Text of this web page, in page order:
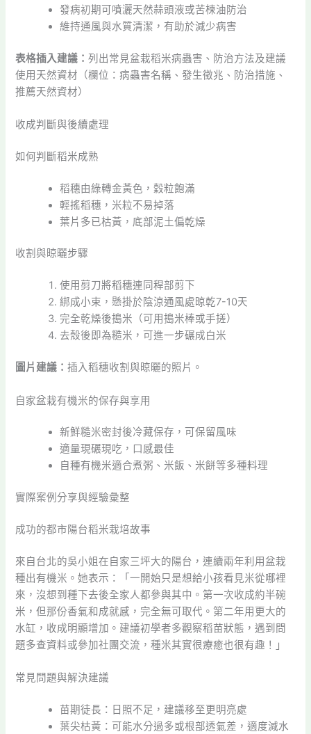
發病初期可噴灑天然蒜頭液或苦楝油防治
維持通風與水質清潔，有助於減少病害
表格插入建議：列出常見盆栽稻米病蟲害、防治方法及建議
使用天然資材（欄位：病蟲害名稱、發生徵兆、防治措施、
推薦天然資材）
收成判斷與後續處理
如何判斷稻米成熟
稻穗由綠轉金黃色，穀粒飽滿
輕搖稻穗，米粒不易掉落
葉片多已枯黃，底部泥土偏乾燥
收割與晾曬步驟
使用剪刀將稻穗連同稈部剪下
綁成小束，懸掛於陰涼通風處晾乾7-10天
完全乾燥後搗米（可用搗米棒或手搓）
去殼後即為糙米，可進一步碾成白米
圖片建議：插入稻穗收割與晾曬的照片。
自家盆栽有機米的保存與享用
新鮮糙米密封後冷藏保存，可保留風味
適量現碾現吃，口感最佳
自種有機米適合煮粥、米飯、米餅等多種料理
實際案例分享與經驗彙整
成功的都市陽台稻米栽培故事
來自台北的吳小姐在自家三坪大的陽台，連續兩年利用盆栽
種出有機米。她表示：「一開始只是想給小孩看見米從哪裡
來，沒想到種下去後全家人都參與其中。第一次收成約半碗
米，但那份香氣和成就感，完全無可取代。第二年用更大的
水缸，收成明顯增加。建議初學者多觀察稻苗狀態，遇到問
題多查資料或參加社團交流，種米其實很療癒也很有趣！」
常見問題與解決建議
苗期徒長：日照不足，建議移至更明亮處
葉尖枯黃：可能水分過多或根部透氣差，適度減水